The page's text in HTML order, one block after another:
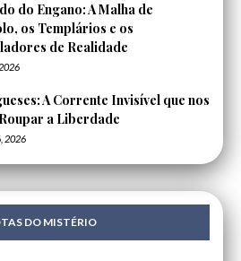
do Engano: A Malha de
os Templários e os
de Realidade
A Corrente Invisível que nos
a Liberdade
2026
DO MISTÉRIO